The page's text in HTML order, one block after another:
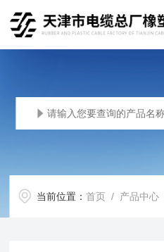
当前位置：首页 / 产品中心